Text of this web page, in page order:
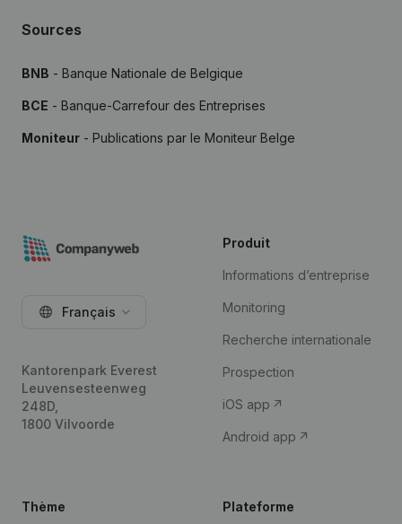
Sources
BNB - Banque Nationale de Belgique
BCE - Banque-Carrefour des Entreprises
Moniteur - Publications par le Moniteur Belge
Français
Kantorenpark Everest
Leuvensesteenweg
248D,
1800 Vilvoorde
Produit
Informations d’entreprise
Monitoring
Recherche internationale
Prospection
iOS app
Android app
Thème Plateforme